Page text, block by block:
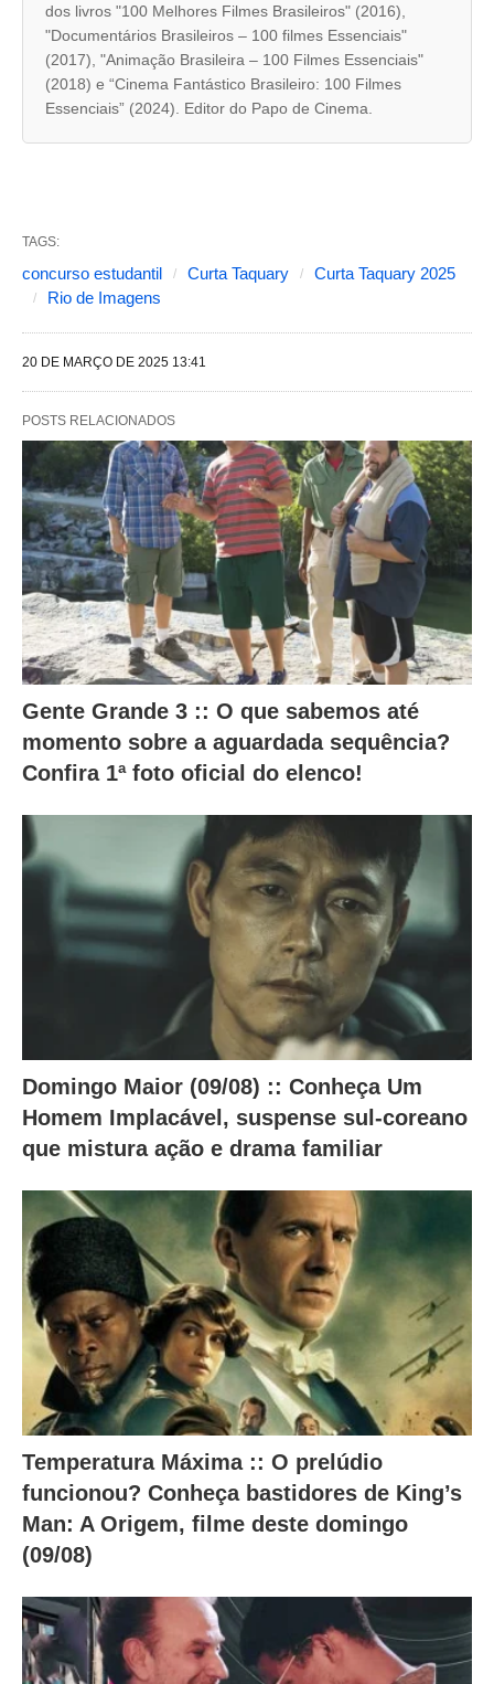
u
t
e
t
e
r
a
m
o
c
o
n
t
e
ú
d
a
.
dos livros "100 Melhores Filmes Brasileiros" (2016),
"Documentários Brasileiros – 100 filmes Essenciais"
(2017), "Animação Brasileira – 100 Filmes Essenciais"
(2018) e “Cinema Fantástico Brasileiro: 100 Filmes
Essenciais” (2024). Editor do Papo de Cinema.
TAGS:
concurso estudantil Curta Taquary
Curta Taquary 2025
Rio de Imagens
20 DE MARÇO DE 2025 13:41
POSTS RELACIONADOS
Gente Grande 3 :: O que sabemos até
momento sobre a aguardada sequência?
Confira 1ª foto oficial do elenco!
Domingo Maior (09/08) :: Conheça Um
Homem Implacável, suspense sul-coreano
que mistura ação e drama familiar
Temperatura Máxima :: O prelúdio
funcionou? Conheça bastidores de King’s
Man: A Origem, filme deste domingo
(09/08)